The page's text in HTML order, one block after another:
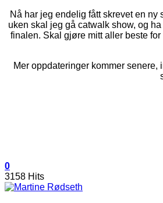
Nå har jeg endelig fått skrevet en
uken skal jeg gå catwalk show, og
finalen. Skal gjøre mitt aller beste
Mer oppdateringer kommer
0
3158 Hits